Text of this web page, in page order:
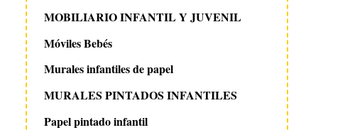
MOBILIARIO INFANTIL Y JUVENIL
Móviles Bebés
Murales infantiles de papel
MURALES PINTADOS INFANTILES
Papel pintado infantil